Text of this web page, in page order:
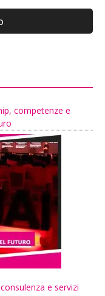
competenze e
e servizi